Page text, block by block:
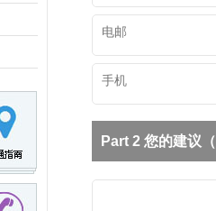
Part 2 您的建议